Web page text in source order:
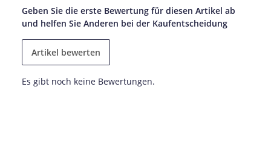
Geben Sie die erste Bewertung für diesen Artikel ab
und helfen Sie Anderen bei der Kaufentscheidung
Artikel bewerten
Es gibt noch keine Bewertungen.